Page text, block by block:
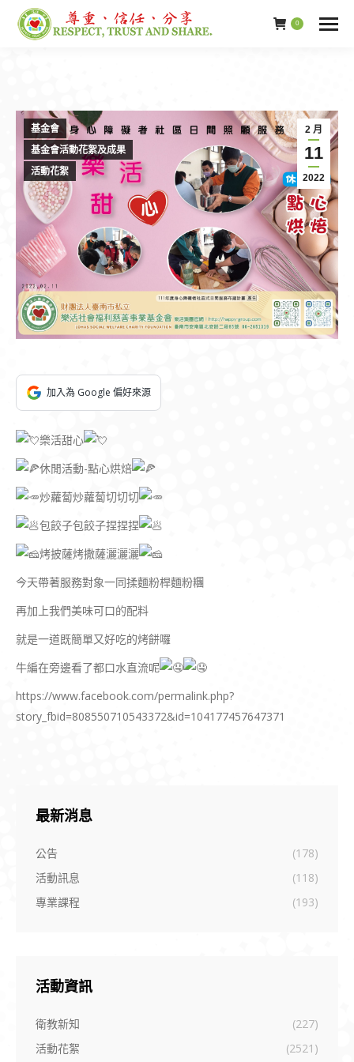
0
2 月
11
2022
基金會
基金會活動花絮及成果
活動花絮
加入為 Google 偏好來源
樂活甜心
休閒活動-點心烘焙
炒蘿蔔炒蘿蔔切切切
包餃子包餃子捏捏捏
烤披薩烤撒薩灑灑灑
今天帶著服務對象一同揉麵粉桿麵粉糰
再加上我們美味可口的配料
就是一道既簡單又好吃的烤餅囉
牛編在旁邊看了都口水直流呢
https://www.facebook.com/permalink.php?
story_fbid=808550710543372&id=104177457647371
最新消息
公告
(178)
活動訊息
(118)
專業課程
(193)
活動資訊
衛教新知
(227)
活動花絮
(2521)